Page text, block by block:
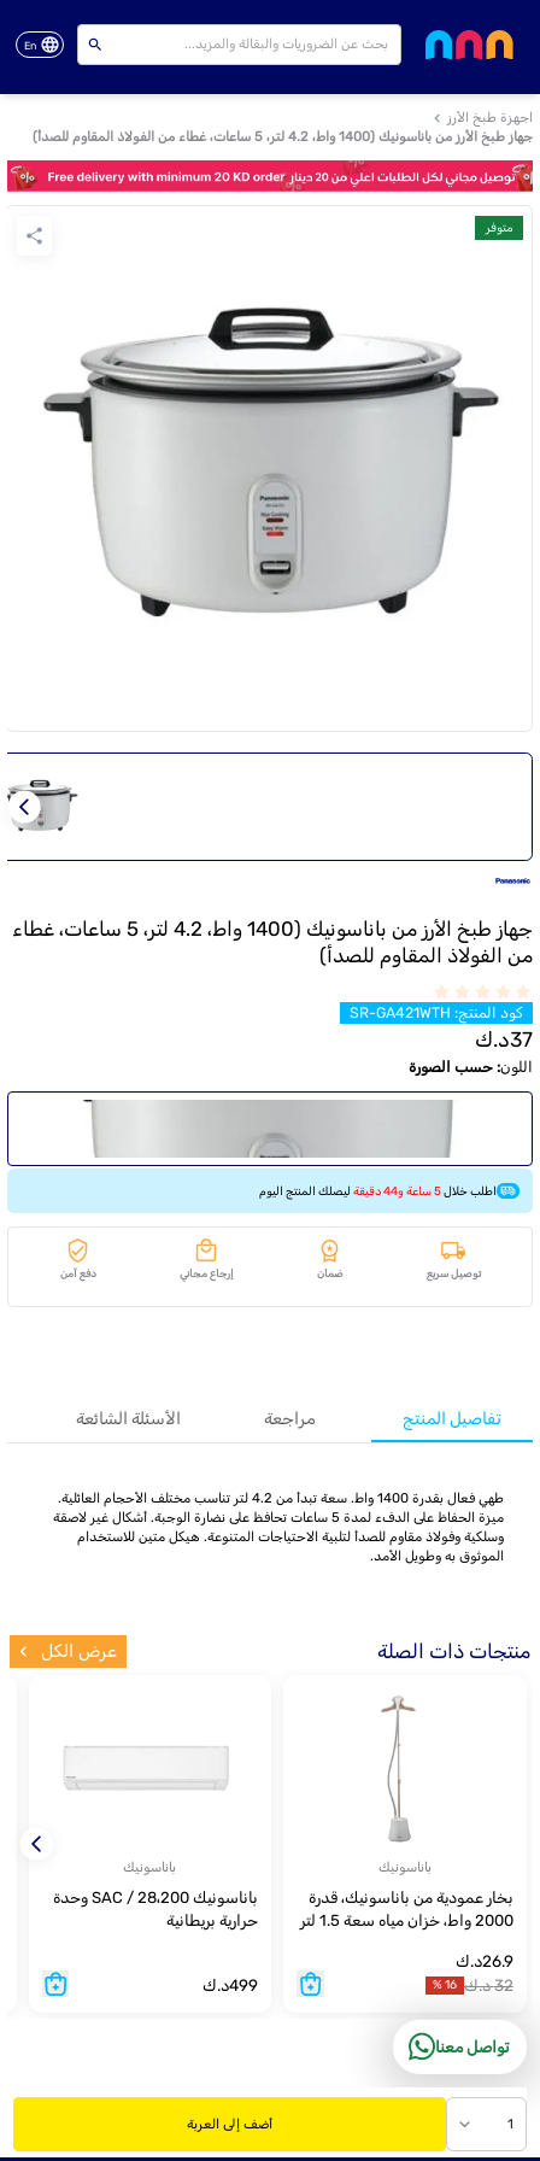
En
اجهزة طبخ الأرز
جهاز طبخ الأرز من باناسونيك (1400 واط، 4.2 لتر، 5 ساعات، غطاء من الفولاذ المقاوم للصدأ)
متوفر
جهاز طبخ الأرز من باناسونيك (1400 واط، 4.2 لتر، 5 ساعات، غطاء
من الفولاذ المقاوم للصدأ)
كود المنتج:
SR-GA421WTH
37د.ك
اللون: حسب الصورة
اطلب خلال5 ساعة و44 دقيقة ليصلك المنتج اليوم
1 أضف إلى العربة
توصيل سريع ضمان إرجاع مجاني دفع آمن
تفاصيل المنتج مراجعة الأسئلة الشائعة
طهي فعال بقدرة 1400 واط. سعة تبدأ من 4.2 لتر تناسب مختلف الأحجام العائلية.
ميزة الحفاظ على الدفء لمدة 5 ساعات تحافظ على نضارة الوجبة. أشكال غير لاصقة
وسلكية وفولاذ مقاوم للصدأ لتلبية الاحتياجات المتنوعة. هيكل متين للاستخدام
الموثوق به وطويل الأمد.
منتجات ذات الصلة عرض الكل
باناسونيك
بخار عمودية من باناسونيك، قدرة
2000 واط، خزان مياه سعة 1.5 لتر
26.9د.ك
32د.ك 16
%
باناسونيك
باناسونيك SAC / 28،200 وحدة
حرارية بريطانية
499د.ك
تواصل معنا